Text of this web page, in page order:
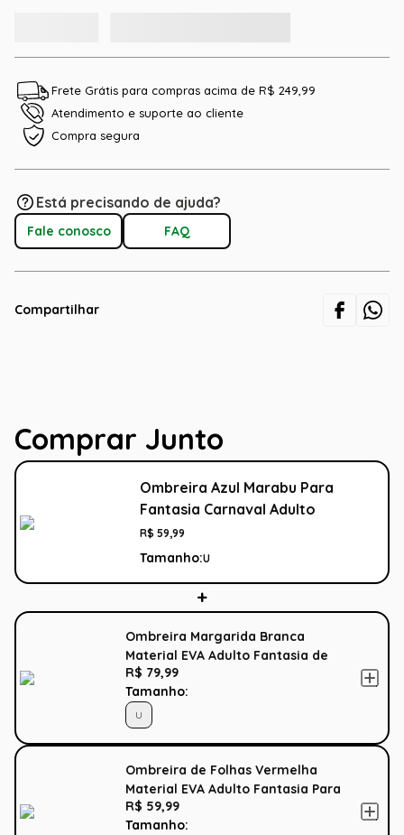
Frete Grátis para compras acima de R$ 249,99
Atendimento e suporte ao cliente
Compra segura
Está precisando de ajuda?
Fale conosco FAQ
Compartilhar
Comprar Junto
Ombreira Azul Marabu Para
Fantasia Carnaval Adulto
R$ 59,99
Tamanho:U
Ombreira Margarida Branca
Material EVA Adulto Fantasia de
Carnaval
R$ 79,99
Tamanho:
U
Ombreira de Folhas Vermelha
Material EVA Adulto Fantasia Para
Carnaval
R$ 59,99
Tamanho: